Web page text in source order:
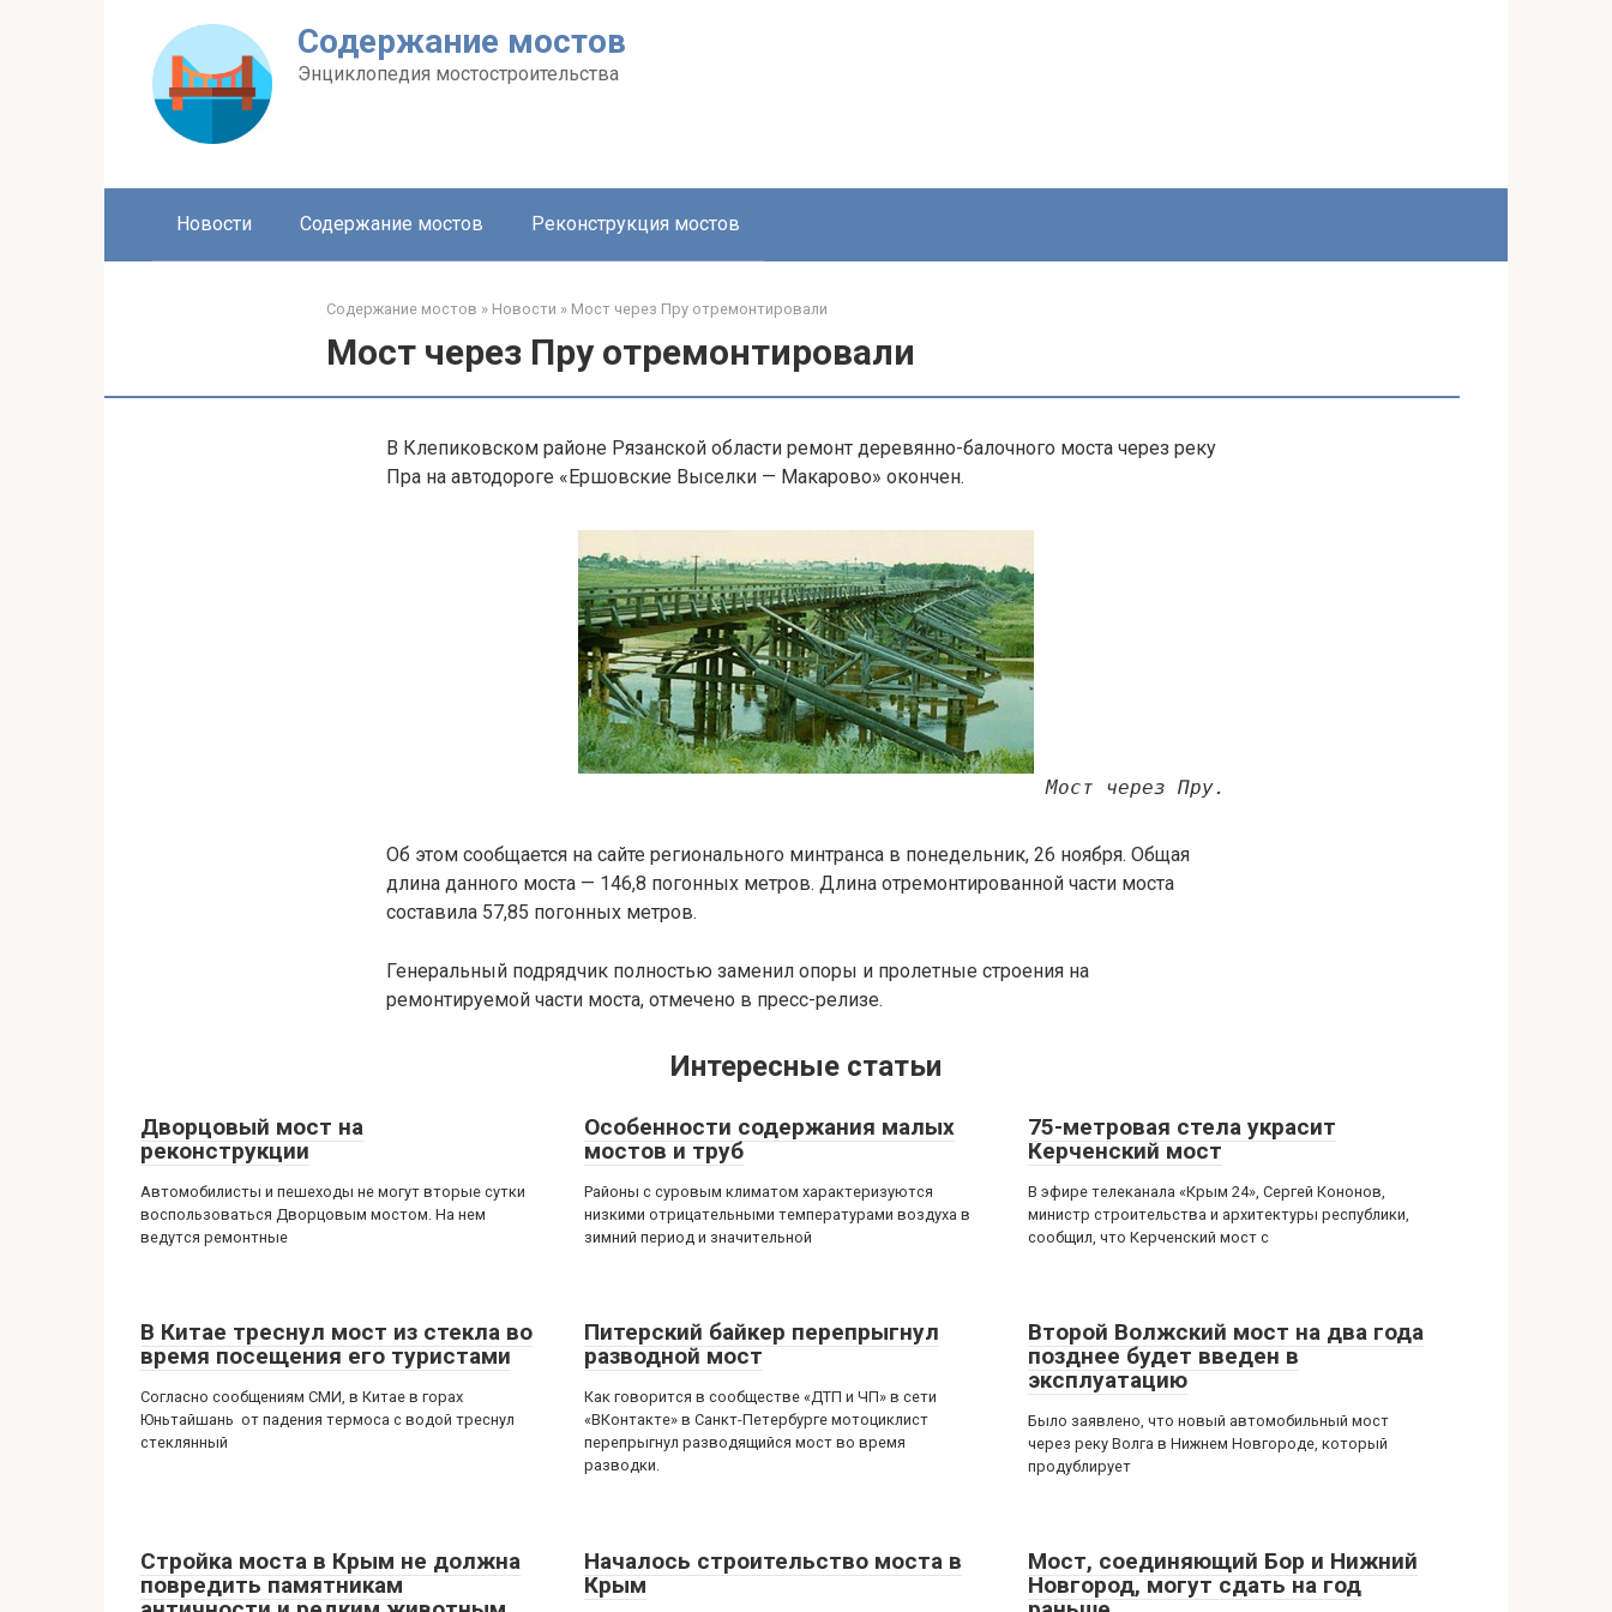
Содержание мостов
Энциклопедия мостостроительства
Новости Содержание мостов Реконструкция мостов
Содержание мостов » Новости » Мост через Пру отремонтировали
Мост через Пру отремонтировали
В Клепиковском районе Рязанской области ремонт деревянно-балочного моста через реку
Пра на автодороге «Ершовские Выселки — Макарово» окончен.
Мост через Пру.
Об этом сообщается на сайте регионального минтранса в понедельник, 26 ноября. Общая
длина данного моста — 146,8 погонных метров. Длина отремонтированной части моста
составила 57,85 погонных метров.
Генеральный подрядчик полностью заменил опоры и пролетные строения на
ремонтируемой части моста, отмечено в пресс-релизе.
Интересные статьи
Дворцовый мост на
реконструкции
Автомобилисты и пешеходы не могут вторые сутки
воспользоваться Дворцовым мостом. На нем
ведутся ремонтные
Особенности содержания малых
мостов и труб
Районы с суровым климатом характеризуются
низкими отрицательными температурами воздуха в
зимний период и значительной
75-метровая стела украсит
Керченский мост
В эфире телеканала «Крым 24», Сергей Кононов,
министр строительства и архитектуры республики,
сообщил, что Керченский мост с
В Китае треснул мост из стекла во
время посещения его туристами
Согласно сообщениям СМИ, в Китае в горах
Юньтайшань от падения термоса с водой треснул
стеклянный
Питерский байкер перепрыгнул
разводной мост
Как говорится в сообществе «ДТП и ЧП» в сети
«ВКонтакте» в Санкт-Петербурге мотоциклист
перепрыгнул разводящийся мост во время
разводки.
Второй Волжский мост на два года
позднее будет введен в
эксплуатацию
Было заявлено, что новый автомобильный мост
через реку Волга в Нижнем Новгороде, который
продублирует
Стройка моста в Крым не должна
повредить памятникам
Началось строительство моста в
Крым
Мост, соединяющий Бор и Нижний
Новгород, могут сдать на год